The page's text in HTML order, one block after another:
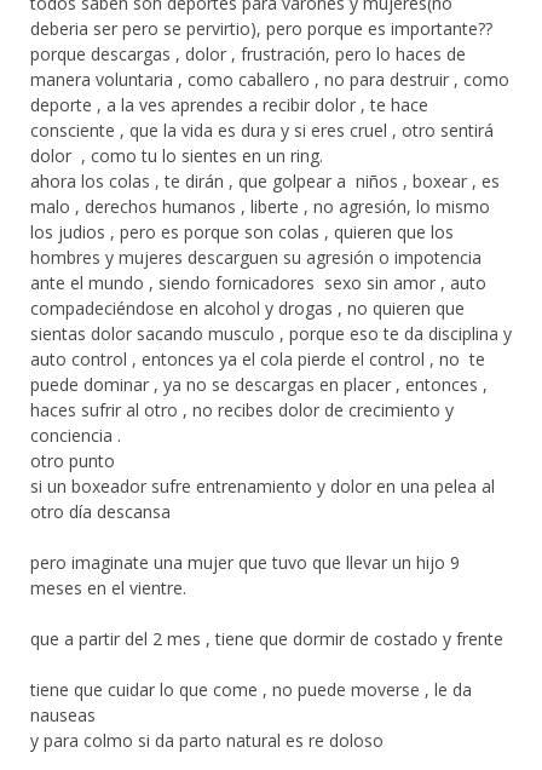
deberia ser pero se pervirtio), pero porque es importante??
porque descargas , dolor , frustración, pero lo haces de
manera voluntaria , como caballero , no para destruir , como
deporte , a la ves aprendes a recibir dolor , te hace
consciente , que la vida es dura y si eres cruel , otro sentirá
dolor , como tu lo sientes en un ring.
ahora los colas , te dirán , que golpear a niños , boxear , es
malo , derechos humanos , liberte , no agresión, lo mismo
los judios , pero es porque son colas , quieren que los
hombres y mujeres descarguen su agresión o impotencia
ante el mundo , siendo fornicadores sexo sin amor , auto
compadeciéndose en alcohol y drogas , no quieren que
sientas dolor sacando musculo , porque eso te da disciplina y
auto control , entonces ya el cola pierde el control , no te
puede dominar , ya no se descargas en placer , entonces ,
haces sufrir al otro , no recibes dolor de crecimiento y
conciencia .
otro punto
si un boxeador sufre entrenamiento y dolor en una pelea al
otro día descansa
pero imaginate una mujer que tuvo que llevar un hijo 9
meses en el vientre.
que a partir del 2 mes , tiene que dormir de costado y frente
tiene que cuidar lo que come , no puede moverse , le da
nauseas
y para colmo si da parto natural es re doloso